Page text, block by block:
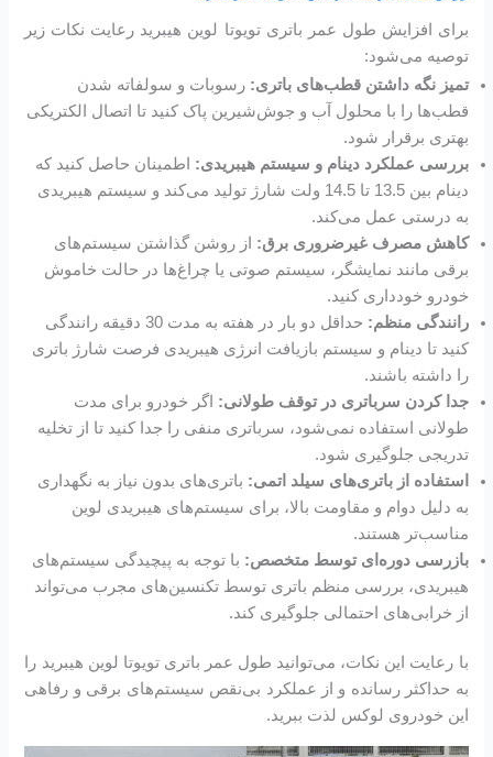
برای افزایش طول عمر باتری تویوتا لوین هیبرید رعایت نکات زیر
توصیه می‌شود:
تمیز نگه داشتن قطب‌های باتری:رسوبات و سولفاته شدن
قطب‌ها را با محلول آب و جوش‌شیرین پاک کنید تا اتصال الکتریکی
بهتری برقرار شود.
بررسی عملکرد دینام و سیستم هیبریدی: اطمینان حاصل کنید که
دینام بین 13.5 تا 14.5 ولت شارژ تولید می‌کند و سیستم هیبریدی
به درستی عمل می‌کند.
کاهش مصرف غیرضروری برق: از روشن گذاشتن سیستم‌های
برقی مانند نمایشگر، سیستم صوتی یا چراغ‌ها در حالت خاموش
خودرو خودداری کنید.
رانندگی منظم:
حداقل دو بار در هفته به مدت 30 دقیقه رانندگی
کنید تا دینام و سیستم بازیافت انرژی هیبریدی فرصت شارژ باتری
را داشته باشند.
جدا کردن سرباتری در توقف طولانی: اگر خودرو برای مدت
طولانی استفاده نمی‌شود، سرباتری منفی را جدا کنید تا از تخلیه
تدریجی جلوگیری شود.
استفاده از باتری‌های سیلد اتمی: باتری‌های بدون نیاز به نگهداری
به دلیل دوام و مقاومت بالا، برای سیستم‌های هیبریدی لوین
مناسب‌تر هستند.
بازرسی دوره‌ای توسط متخصص: با توجه به پیچیدگی سیستم‌های
هیبریدی، بررسی منظم باتری توسط تکنسین‌های مجرب می‌تواند
از خرابی‌های احتمالی جلوگیری کند.
با رعایت این نکات، می‌توانید طول عمر باتری تویوتا لوین هیبرید را
به حداکثر رسانده و از عملکرد بی‌نقص سیستم‌های برقی و رفاهی
این خودروی لوکس لذت ببرید.